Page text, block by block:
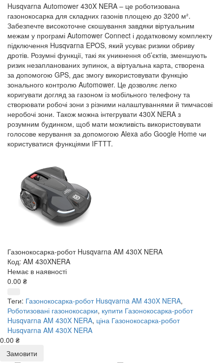
Husqvarna Automower 430X NERA – це роботизована
газонокосарка для складних газонів площею до 3200 м².
Забезпечте високоточне скошування завдяки віртуальним
межам у програмі Automower Connect і додатковому комплекту
підключення Husqvarna EPOS, який усуває ризики обриву
дротів. Розумні функції, такі як уникнення об’єктів, зменшують
ризик незапланованих зупинок, а віртуальна карта, створена
за допомогою GPS, дає змогу використовувати функцію
зонального контролю Automower. Це дозволяє легко
коригувати догляд за газоном із мобільного телефону та
створювати робочі зони з різними налаштуваннями й тимчасові
неробочі зони. Також можна інтегрувати 430X NERA з
розумним будинком, щоб мати можливість використовувати
голосове керування за допомогою Alexa або Google Home чи
користуватися функціями IFTTT.
Газонокосарка-робот Husqvarna AM 430X NERA
Код: AM 430XNERA
Немає в наявності
0.00 ₴
Теги: Газонокосарка-робот Husqvarna AM 430X NERA,
Роботизовані газонокосарки, купити Газонокосарка-робот
Husqvarna AM 430X NERA, ціна Газонокосарка-робот
Husqvarna AM 430X NERA
0.00 ₴
Замовити